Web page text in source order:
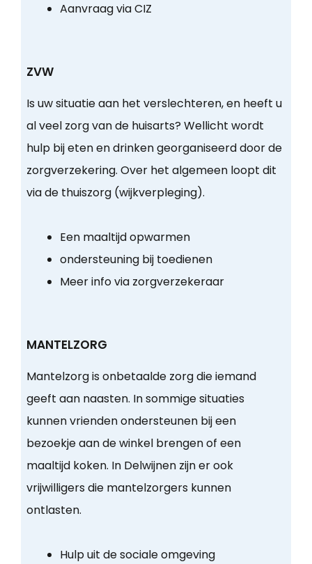
Aanvraag via CIZ
ZVW
Is uw situatie aan het verslechteren, en heeft u
al veel zorg van de huisarts? Wellicht wordt
hulp bij eten en drinken georganiseerd door de
zorgverzekering. Over het algemeen loopt dit
via de thuiszorg (wijkverpleging).
Een maaltijd opwarmen
ondersteuning bij toedienen
Meer info via zorgverzekeraar
MANTELZORG
Mantelzorg is onbetaalde zorg die iemand
geeft aan naasten. In sommige situaties
kunnen vrienden ondersteunen bij een
bezoekje aan de winkel brengen of een
maaltijd koken. In Delwijnen zijn er ook
vrijwilligers die mantelzorgers kunnen
ontlasten.
Hulp uit de sociale omgeving